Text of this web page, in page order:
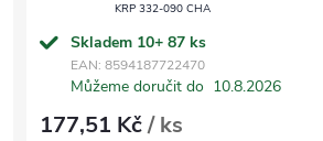
KRP 332-090 CHA
Skladem 10+ 87 ks
EAN: 8594187722470
Můžeme doručit do 10.8.2026
177,51 Kč/ ks